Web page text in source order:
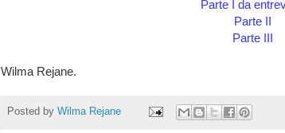
Parte I da
Parte II
Parte III
Wilma Rejane.
Posted by Wilma Rejane